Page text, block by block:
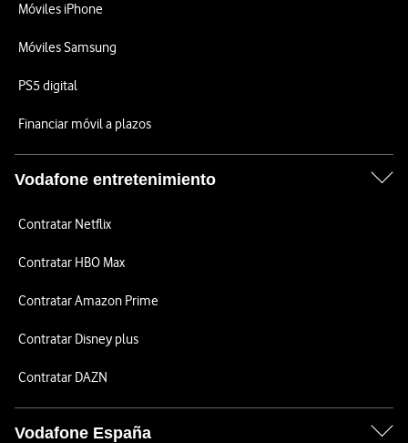
Móviles iPhone
Móviles Samsung
PS5 digital
Financiar móvil a plazos
Vodafone entretenimiento
Contratar Netflix
Contratar HBO Max
Contratar Amazon Prime
Contratar Disney plus
Contratar DAZN
Vodafone España